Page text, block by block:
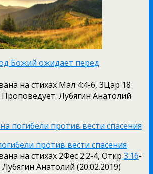
Божий ожидает перед
на стихах Мал 4:4-6, 3Цар 18
Проповедует: Лубягин Анатолий
против вести спасения
на стихах 2Фес 2:2-4, Откр 3:16-
Анатолий (20.02.2019)